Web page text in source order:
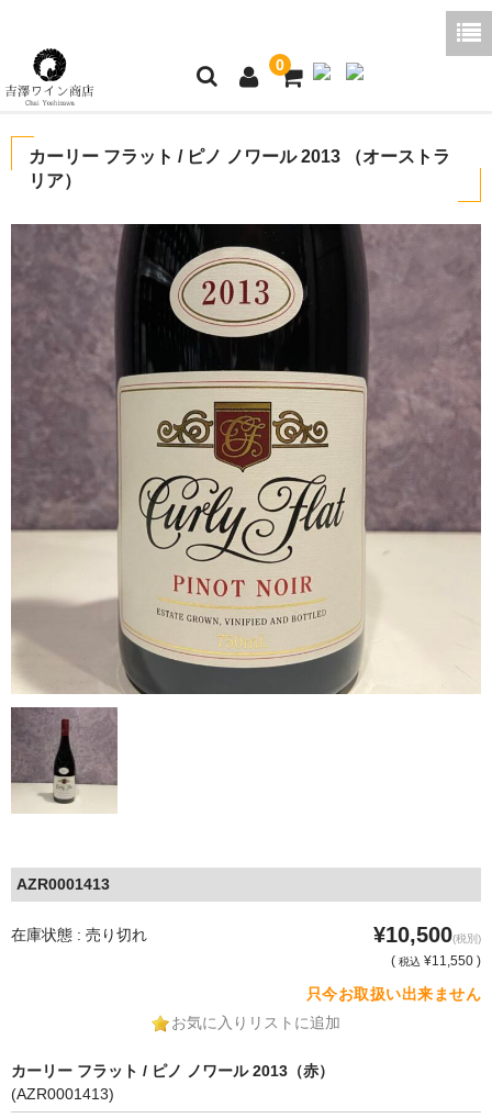
0
ご利用ガイド
商品一覧
好みから探す
ブログコラム
よくあるご質問
お問い合わせ
お買い物かご
カーリー フラット / ピノ ノワール 2013 （オーストラ
リア）
AZR0001413
在庫状態 : 売り切れ ¥10,500(税別)
( 税込 ¥11,550 )
只今お取扱い出来ません
お気に入りリストに追加
カーリー フラット / ピノ ノワール 2013（赤）
(AZR0001413)